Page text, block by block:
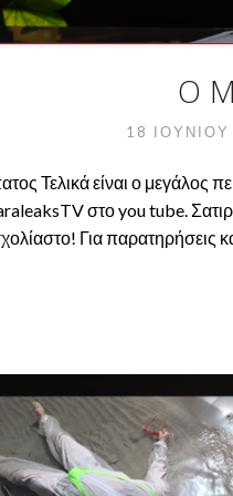
Ο
18 ΙΟΥΝΊΟΥ
Τελικά είναι ο
στο you tube.
Για παρατηρήσεις